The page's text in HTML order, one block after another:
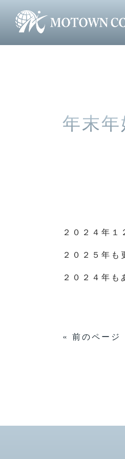
MOTOWN株式会社 HOME
年末
２０２４年
２０２５年
２０２４年も
« 前のページ